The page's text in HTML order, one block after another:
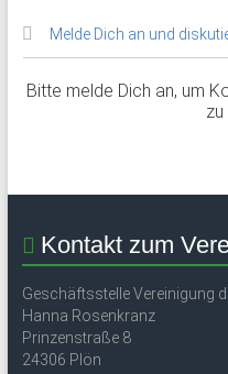
Melde Dich an und
Bitte melde Dich an, um
zu
Kontakt zum
Geschäftsstelle Vereinigung
Hanna Rosenkranz
Prinzenstraße 8
24306 Plön